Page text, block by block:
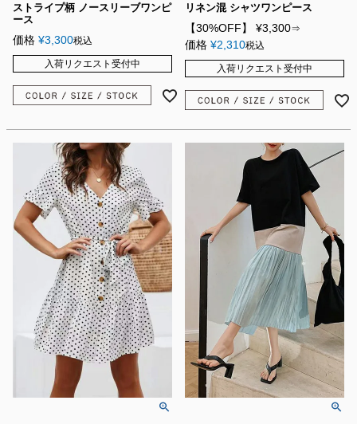
ストライプ柄 ノースリーブワンピ
ース
価格 ¥3,300税込
入荷リクエスト受付中
リネン混 シャツワンピース
【30%OFF】 ¥3,300⇒
価格 ¥2,310税込
入荷リクエスト受付中